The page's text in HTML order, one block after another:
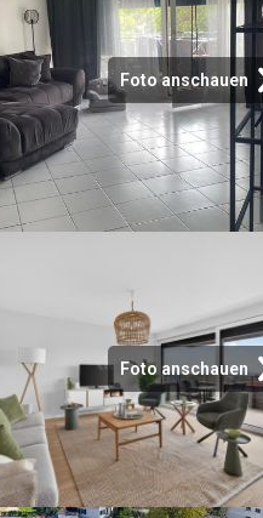
Foto anschauen
Foto anschauen